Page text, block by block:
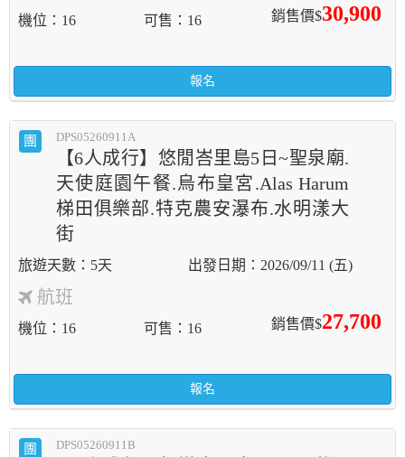
銷售價$30,900
機位 16 可售 16
報名
團 DPS05260911A
【6人成行】悠閒峇里島5日~聖泉廟.
天使庭園午餐.烏布皇宮.Alas Harum
梯田俱樂部.特克農安瀑布.水明漾大
街
5天 2026/09/11 (五)
航班
銷售價$27,700
機位 16 可售 16
報名
團 DPS05260911B